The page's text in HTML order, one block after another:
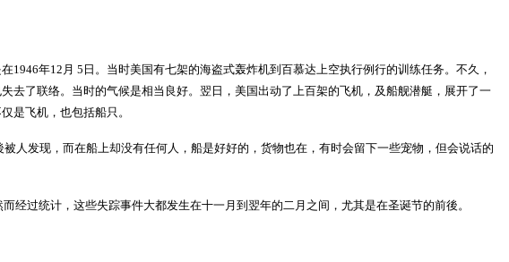
年12月 5日。当时美国有七架的海盗式轰炸机到百慕达上空执行例行的训练任务。不久，
去了联络。当时的气候是相当良好。翌日，美国出动了上百架的飞机，及船舰潜艇，展开了一
是飞机，也包括船只。
发现，而在船上却没有任何人，船是好好的，货物也在，有时会留下一些宠物，但会说话的
过统计，这些失踪事件大都发生在十一月到翌年的二月之间，尤其是在圣诞节的前後。